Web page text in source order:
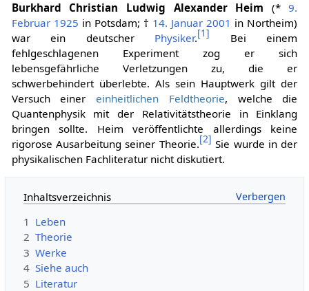
Burkhard Christian Ludwig Alexander Heim (*9.
Februar 1925 in Potsdam; † 14. Januar 2001 in Northeim)
war ein deutscher Physiker.[1] Bei einem
fehlgeschlagenen Experiment zog er sich
lebensgefährliche Verletzungen zu, die er
schwerbehindert überlebte. Als sein Hauptwerk gilt der
Versuch einereinheitlichen Feldtheorie, welche die
Quantenphysik mit der Relativitätstheorie in Einklang
bringen sollte. Heim veröffentlichte allerdings keine
rigorose Ausarbeitung seiner Theorie.[2] Sie wurde in der
physikalischen Fachliteratur nicht diskutiert.
Inhaltsverzeichnis
1 Leben
2 Theorie
3 Werke
4 Siehe auch
5 Literatur